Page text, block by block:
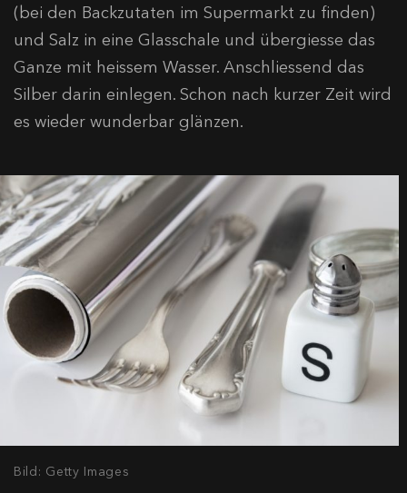
(bei den Backzutaten im Supermarkt zu finden)
und Salz in eine Glasschale und übergiesse das
Ganze mit heissem Wasser. Anschliessend das
Silber darin einlegen. Schon nach kurzer Zeit wird
es wieder wunderbar glänzen.
Bild: Getty Images